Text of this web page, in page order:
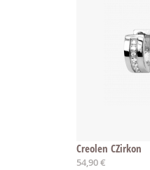
Creolen CZirkon
54,90 €